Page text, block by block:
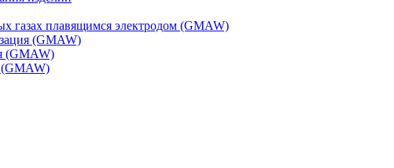
газах плавящимся электродом (GMAW)
(GMAW)
(GMAW)